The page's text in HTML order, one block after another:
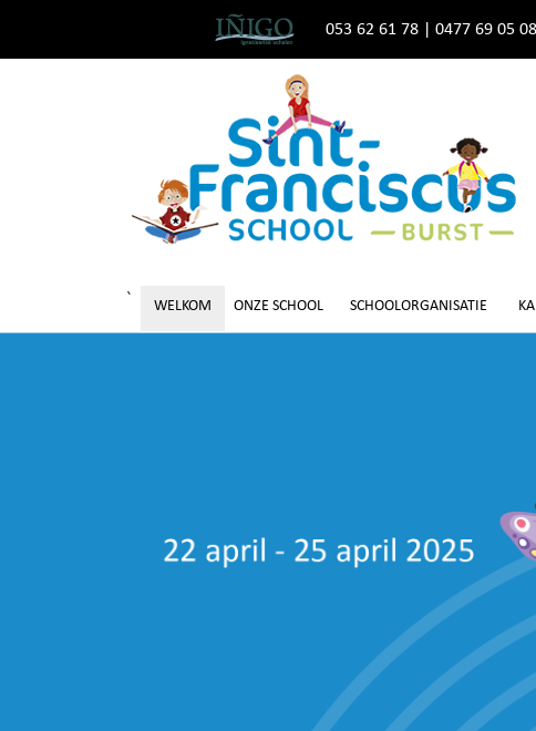
053 62 61 78 0477 69 05 08
` WELKOM ONZE SCHOOL SCHOOLORGANISATIE